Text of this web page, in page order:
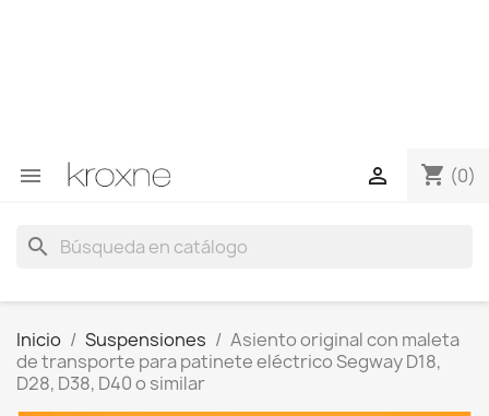
 shopping_cart (0)

search
Inicio Suspensiones
Asiento original con maleta
de transporte para patinete eléctrico Segway D18,
D28, D38, D40 o similar